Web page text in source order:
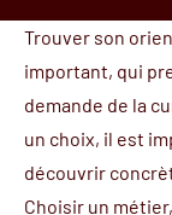
Trouver son
important, qui
demande de la
un choix, il est
découvrir
Choisir un